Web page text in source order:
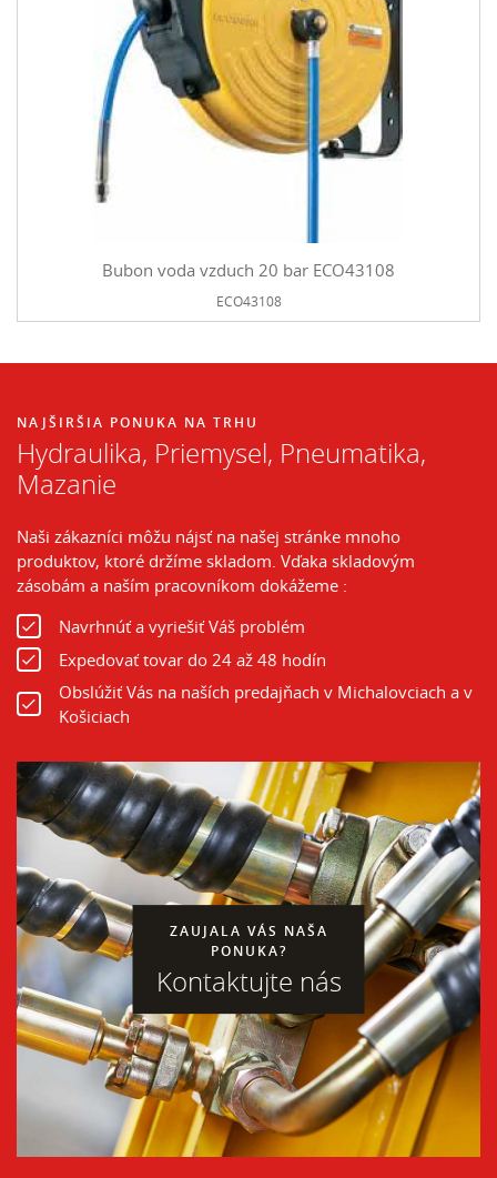
Bubon voda vzduch 20 bar ECO43108
ECO43108
NAJŠIRŠIA PONUKA NA TRHU
Hydraulika, Priemysel, Pneumatika,
Mazanie
Naši zákazníci môžu nájsť na našej stránke mnoho
produktov, ktoré držíme skladom. Vďaka skladovým
zásobám a naším pracovníkom dokážeme :
Navrhnúť a vyriešiť Váš problém
Expedovať tovar do 24 až 48 hodín
Obslúžiť Vás na naších predajňach v Michalovciach a v
Košiciach
ZAUJALA VÁS NAŠA
PONUKA?
Kontaktujte nás